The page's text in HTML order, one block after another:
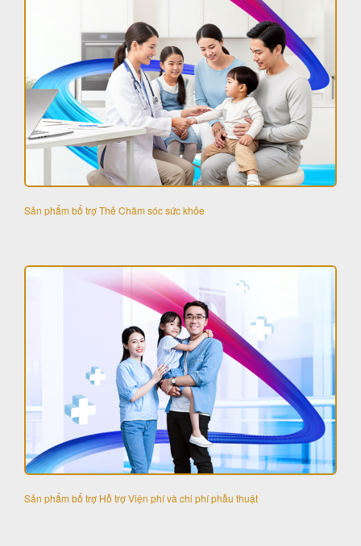
Sản phẩm bổ trợ Thẻ Chăm sóc sức khỏe
Sản phẩm bổ trợ Hỗ trợ Viện phí và chi phí phẫu thuật